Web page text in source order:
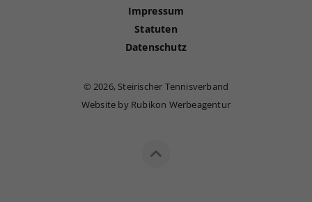
Impressum
Statuten
Datenschutz
©2026, Steirischer Tennisverband
Website by Rubikon Werbeagentur